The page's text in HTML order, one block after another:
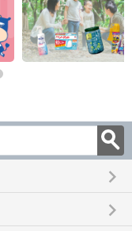
keyboard_arrow_right
keyboard_arrow_right